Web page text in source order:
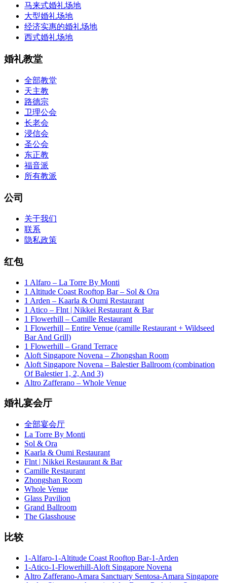
马来式婚礼场地
大型婚礼场地
经济实惠的婚礼场地
西式婚礼场地
婚礼教堂
全部教堂
天主教
路德宗
卫理公会
长老会
浸信会
圣公会
东正教
福音派
所有教派
公司
关于我们
联系
隐私政策
红包
1 Alfaro – La Torre By Monti
1 Altitude Coast Rooftop Bar – Sol & Ora
1 Arden – Kaarla & Oumi Restaurant
1 Atico – Flnt | Nikkei Restaurant & Bar
1 Flowerhill – Camille Restaurant
1 Flowerhill – Entire Venue (camille Restaurant + Wildseed
Bar And Grill)
1 Flowerhill – Grand Terrace
Aloft Singapore Novena – Zhongshan Room
Aloft Singapore Novena – Balestier Ballroom (combination
Of Balestier 1, 2, And 3)
Altro Zafferano – Whole Venue
婚礼宴会厅
全部宴会厅
La Torre By Monti
Sol & Ora
Kaarla & Oumi Restaurant
Flnt | Nikkei Restaurant & Bar
Camille Restaurant
Zhongshan Room
Whole Venue
Glass Pavilion
Grand Ballroom
The Glasshouse
比较
1-Alfaro-1-Altitude Coast Rooftop Bar-1-Arden
1-Atico-1-Flowerhill-Aloft Singapore Novena
Altro Zafferano-Amara Sanctuary Sentosa-Amara Singapore